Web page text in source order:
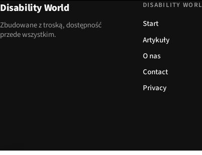
Disability World
Zbudowane z troską, dostępność
przede wszystkim.
DISABILITY
Start
Artykuły
O nas
Contact
Privacy